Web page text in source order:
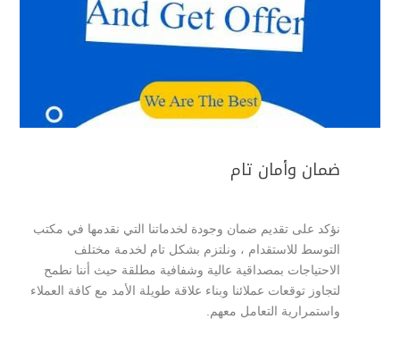
ضمان وأمان تام
نؤكد على تقديم ضمان وجودة لخدماتنا التي نقدمها في مكتب
التوسط للاستقدام ، ونلتزم بشكل تام لخدمة مختلف
الاحتياجات بمصداقية عالية وشفافية مطلقة حيث أننا نطمح
لتجاوز توقعات عملائنا وبناء علاقة طويلة الأمد مع كافة العملاء
واستمرارية التعامل معهم.